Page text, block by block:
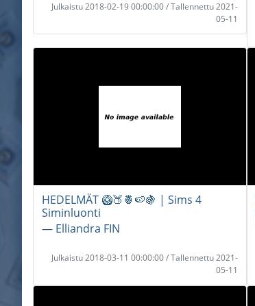
Julkaistu 2018-02-19 00:00:00 / Tallennettu 2021-
05-11
HEDELMÄT 🥝🍑🍍🍉🍇 | Sims 4
Siminluonti
― Elliandra FIN
Julkaistu 2018-03-11 00:00:00 / Tallennettu 2021-
05-11